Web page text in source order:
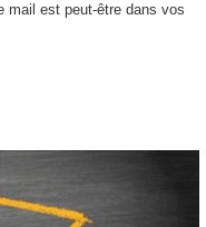
mail est peut-être dans vos